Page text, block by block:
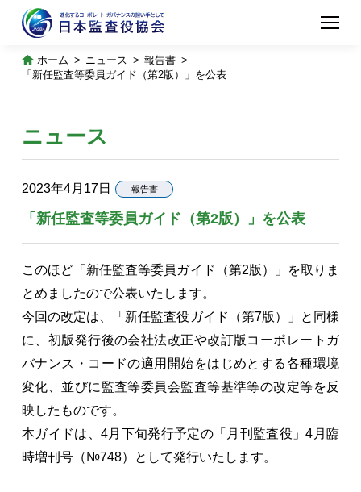
ホーム ニュース
報告書
「新任監査等委員ガイド（第2版）」を公表
ニュース
2023年4月17日 報告書
「新任監査等委員ガイド（第2版）」を公表
このほど「新任監査等委員ガイド（第2版）」を取りま
とめましたので公表いたします。
今回の改定は、「新任監査役ガイド（第7版）」と同様
に、初版発行後の会社法改正や改訂版コーポレートガ
バナンス・コードの適用開始をはじめとする各種環境
変化、並びに監査等委員会監査等基準等の改定等を反
映したものです。
本ガイドは、4月下旬発行予定の「月刊監査役」4月臨
時増刊号（№748）として発行いたします。